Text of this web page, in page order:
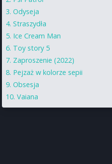
Odyseja
Straszydła
Ice Cream Man
Toy story 5
Zaproszenie (2022)
Pejzaż w kolorze sepii
Obsesja
Vaiana